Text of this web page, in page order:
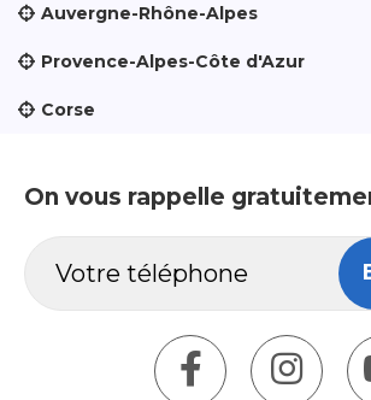
Auvergne-Rhône-Alpes
Provence-Alpes-Côte d'Azur
Corse
On vous rappelle